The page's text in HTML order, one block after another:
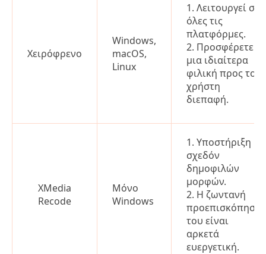
Χειρόφρενο
Windows,
macOS,
Linux
1. Λειτουργεί σε
όλες τις
πλατφόρμες.
2. Προσφέρετε
μια ιδιαίτερα
φιλική προς το
χρήστη
διεπαφή.
XMedia
Recode
Μόνο
Windows
1. Υποστήριξη
σχεδόν
δημοφιλών
μορφών.
2. Η ζωντανή
προεπισκόπηση
του είναι
αρκετά
ευεργετική.